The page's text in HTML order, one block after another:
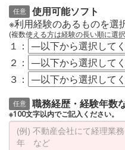
任意
使用可能ソフト
※利用経験のあるものを選
(複数使える方は経験の長い順に選
１：
２：
３：
任意 職務経歴・経験年数
※100文字以内でご記入ください。